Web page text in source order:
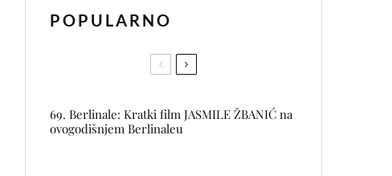
POPULARNO
69. Berlinale: Kratki film JASMILE ŽBANIĆ na
ovogodišnjem Berlinaleu